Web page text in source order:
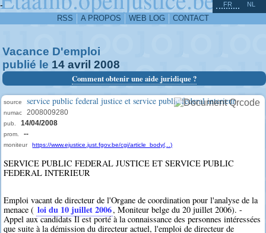
-
RSS A PROPOS WEB LOG CONTACT
FR NL
Vacance D'emploi
publié le 14 avril 2008
Comment obtenir une aide juridique ?
source service public federal justice et service public federal interieur
numac 2008009280
pub. 14/04/2008
prom. --
moniteur https://www.ejustice.just.fgov.be/cgi/article_body(...)
SERVICE PUBLIC FEDERAL JUSTICE ET SERVICE PUBLIC
FEDERAL INTERIEUR
Emploi vacant de directeur de l'Organe de coordination pour l'analyse de la
menace ( loi du 10 juillet 2006, Moniteur belge du 20 juillet 2006). -
Appel aux candidats Il est porté à la connaissance des personnes intéressées
que suite à la démission du directeur actuel, l'emploi de directeur de
^